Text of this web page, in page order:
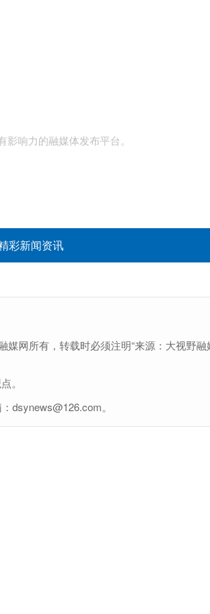
响力的融媒体发布平台。
彩新闻资讯
网所有，转载时必须注明“来源：大视野融
。
dsynews@126.com。